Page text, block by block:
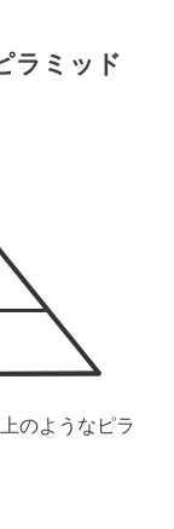
ラミッド
のようなピラ